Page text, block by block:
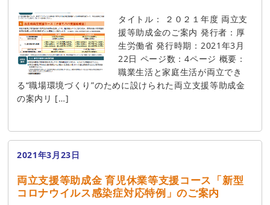
タイトル： ２０２１年度 両立支
援等助成金のご案内 発行者：厚
生労働省 発行時期：2021年3月
22日 ページ数：4ページ 概要：
職業生活と家庭生活が両立でき
る“職場環境づくり”のために設けられた両立支援等助成金
の案内リ […]
2021年3月23日
両立支援等助成金 育児休業等支援コース「新型
コロナウイルス感染症対応特例」のご案内